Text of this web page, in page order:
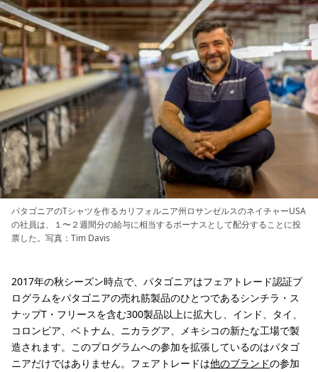
パタゴニアのTシャツを作るカリフォルニア州ロサンゼルスのネイチャーUSA
の社員は、１〜２週間分の給与に相当するボーナスとして配分することに投
票した。写真：Tim Davis
2017年の秋シーズン時点で、パタゴニアはフェアトレード認証プ
ログラムをパタゴニアの売れ筋製品のひとつであるシンチラ・ス
ナップT・フリースを含む300製品以上に拡大し、インド、タイ、
コロンビア、ベトナム、ニカラグア、メキシコの新たな工場で製
造されます。このプログラムへの参加を拡張しているのはパタゴ
ニアだけではありません。フェアトレードは他のブランドの参加